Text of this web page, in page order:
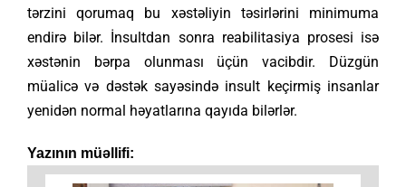
tərzini qorumaq bu xəstəliyin təsirlərini minimuma
endirə bilər. İnsultdan sonra reabilitasiya prosesi isə
xəstənin bərpa olunması üçün vacibdir. Düzgün
müalicə və dəstək sayəsində insult keçirmiş insanlar
yenidən normal həyatlarına qayıda bilərlər.
Yazının müəllifi: